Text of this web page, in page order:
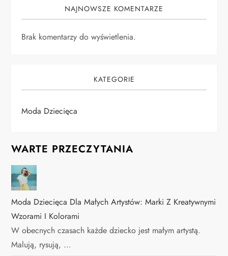
NAJNOWSZE KOMENTARZE
Brak komentarzy do wyświetlenia.
KATEGORIE
Moda Dziecięca
WARTE PRZECZYTANIA
Moda Dziecięca Dla Małych Artystów: Marki Z Kreatywnymi
Wzorami I Kolorami
W obecnych czasach każde dziecko jest małym artystą.
Malują, rysują, …